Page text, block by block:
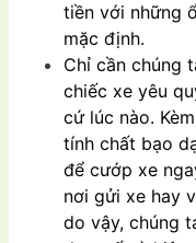
tiền với những
mặc định.
Chỉ cần chúng
chiếc xe yêu
cứ lúc nào.
tính chất bạo
để cướp xe
nơi gửi xe hay
do vậy, chúng